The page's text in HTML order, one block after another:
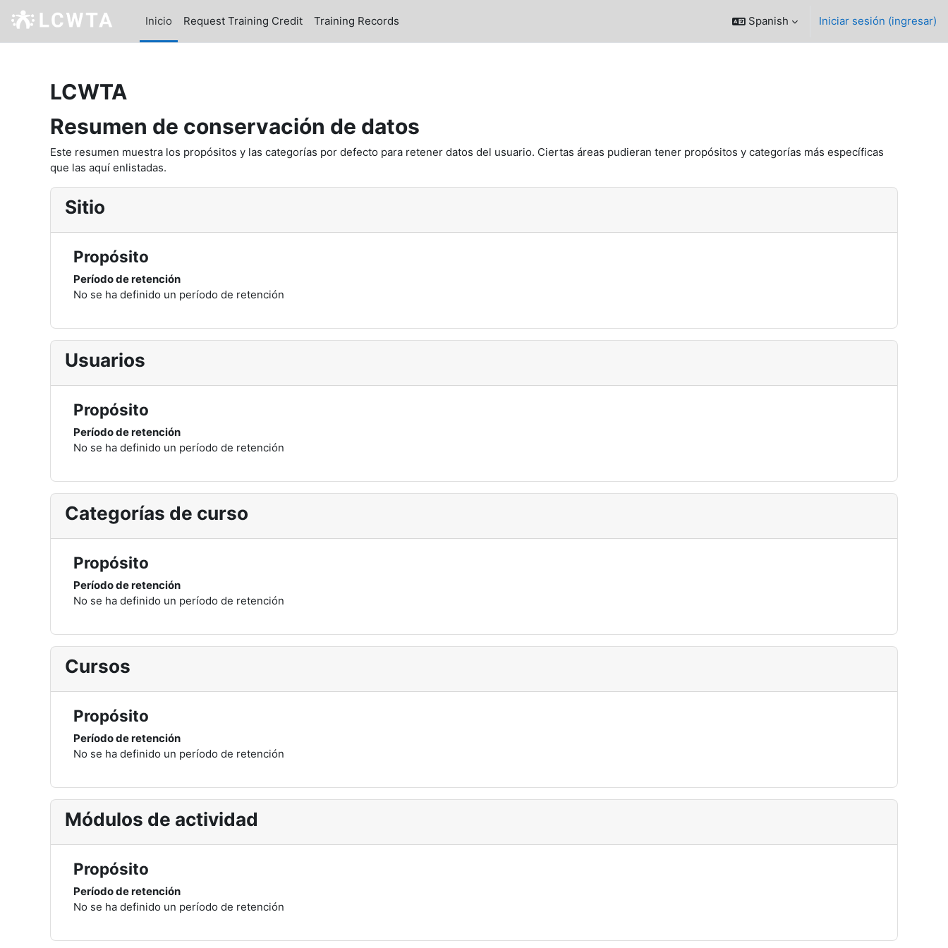
Inicio
Request Training Credit Training Records Spanish Iniciar sesión (ingresar)
LCWTA
Resumen de conservación de datos
Este resumen muestra los propósitos y las categorías por defecto para retener datos del usuario. Ciertas áreas pudieran tener propósitos y categorías más específicas
que las aquí enlistadas.
Sitio
Propósito
Período de retención
No se ha definido un período de retención
Usuarios
Propósito
Período de retención
No se ha definido un período de retención
Categorías de curso
Propósito
Período de retención
No se ha definido un período de retención
Cursos
Propósito
Período de retención
No se ha definido un período de retención
Módulos de actividad
Propósito
Período de retención
No se ha definido un período de retención